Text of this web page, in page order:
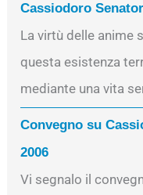
Cassiodoro
La virtù delle anime
questa esistenza
mediante una vita
Convegno su
2006
Vi segnalo il